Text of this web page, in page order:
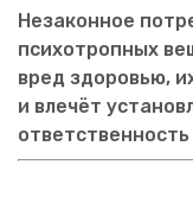
Незаконное
психотропных
вред здоровью,
и влечёт
ответственность